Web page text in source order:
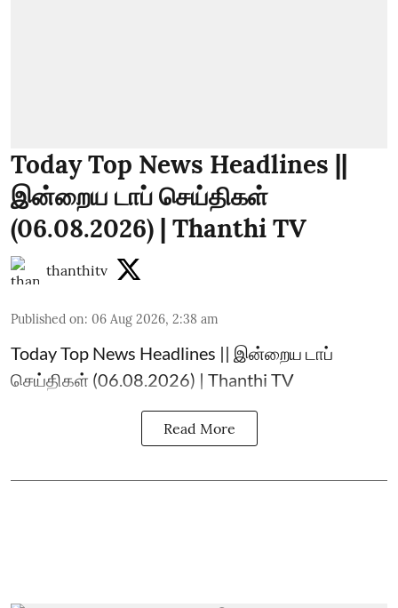
Today Top News Headlines ||
இன்றைய டாப் செய்திகள்
(06.08.2026) | Thanthi TV
thanthitv
Published on: 06 Aug 2026, 2:38 am
Today Top News Headlines || இன்றைய டாப்
செய்திகள் (06.08.2026) | Thanthi TV
Read More